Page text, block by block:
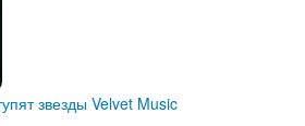
звезды Velvet Music